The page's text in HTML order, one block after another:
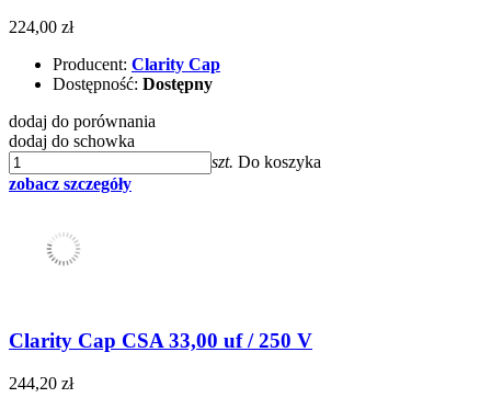
224,00 zł
Producent: Clarity Cap
Dostępność: Dostępny
dodaj do porównania
dodaj do schowka
szt. Do koszyka
zobacz szczegóły
Clarity Cap CSA 33,00 uf / 250 V
244,20 zł